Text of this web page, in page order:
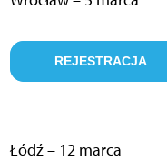
REJESTRACJA
Łódź – 12 marca